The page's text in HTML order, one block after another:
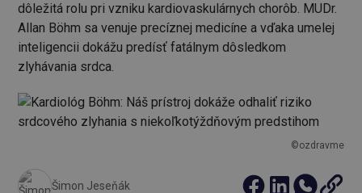
dôležitá rolu pri vzniku kardiovaskulárnych chorôb. MUDr.
Allan Böhm sa venuje precíznej medicíne a vďaka umelej
inteligencii dokážu predísť fatálnym dôsledkom
zlyhávania srdca.
©ozdravme
Šimon Jeseňák